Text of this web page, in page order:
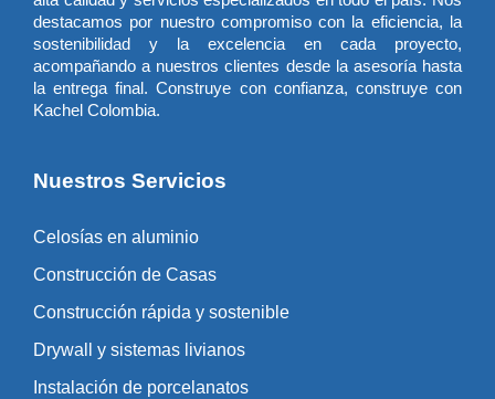
destacamos por nuestro compromiso con la eficiencia, la
sostenibilidad y la excelencia en cada proyecto,
acompañando a nuestros clientes desde la asesoría hasta
la entrega final. Construye con confianza, construye con
Kachel Colombia.
Nuestros Servicios
Celosías en aluminio
Construcción de Casas
Construcción rápida y sostenible
Drywall y sistemas livianos
Instalación de porcelanatos